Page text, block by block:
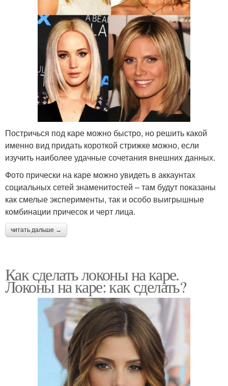
Постричься под каре можно быстро, но решить какой
именно вид придать короткой стрижке можно, если
изучить наиболее удачные сочетания внешних данных.
Фото прически на каре можно увидеть в аккаунтах
социальных сетей знаменитостей – там будут показаны
как смелые эксперименты, так и особо выигрышные
комбинации причесок и черт лица.
читать дальше →
Как сделать локоны на каре.
Локоны на каре: как сделать?